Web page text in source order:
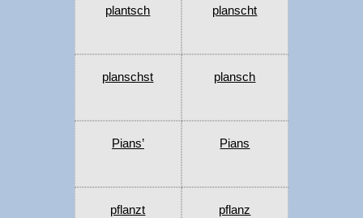
plantsch planscht
planschst plansch
Pians’ Pians
pflanzt pflanz